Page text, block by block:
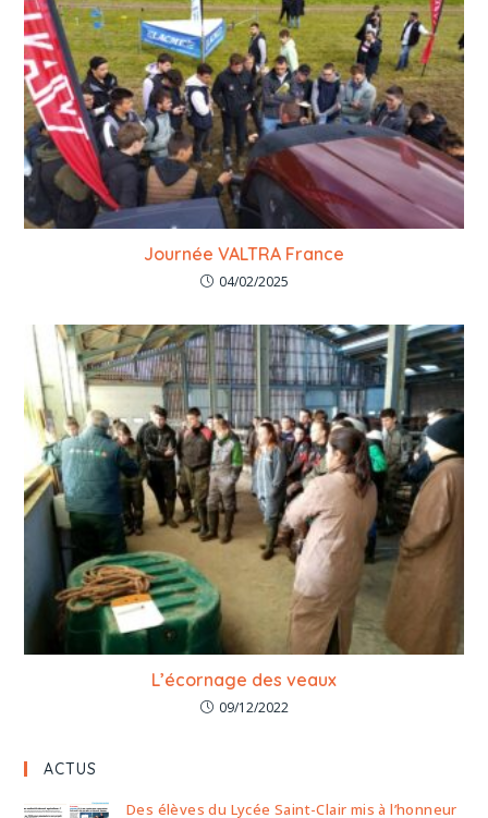
Journée VALTRA France
04/02/2025
L’écornage des veaux
09/12/2022
ACTUS
Des élèves du Lycée Saint-Clair mis à l’honneur